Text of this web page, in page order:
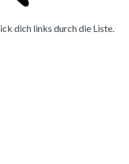
dich links durch die Liste.